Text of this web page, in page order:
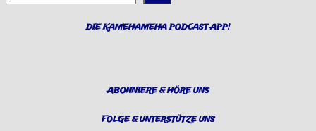
DIE KAMEHAMEHA PODCAST APP!
ABONNIERE & HÖRE UNS
FOLGE & UNTERSTÜTZE UNS